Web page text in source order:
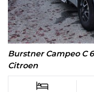
Burstner Campeo C
Citroen